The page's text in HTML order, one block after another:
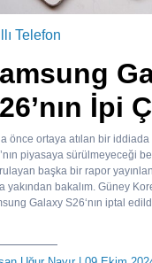
Telefon
İpi
önce ortaya atılan bir
piyasaya sürülmeyeceği
başka bir rapor
yakından bakalım. Güney
Galaxy S26‘nın iptal